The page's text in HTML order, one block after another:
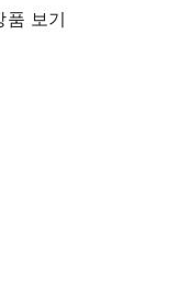
품 보기